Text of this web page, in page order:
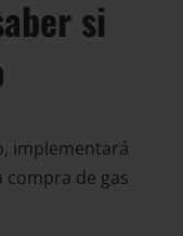
si
implementará
compra de gas